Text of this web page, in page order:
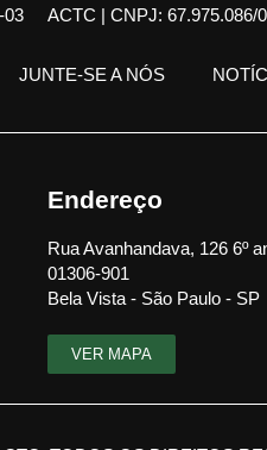
03 ACTC | CNPJ: 67.975.086/
JUNTE-SE A NÓS
Endereço
Rua Avanhandava, 126 6º
01306-901
Bela Vista - São Paulo - SP
VER MAPA